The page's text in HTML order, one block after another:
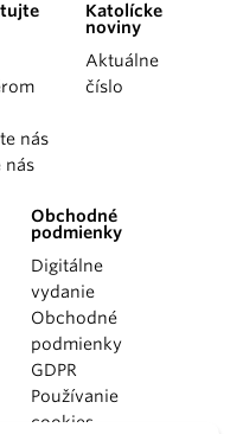
nás
nás
Katolícke
noviny
Aktuálne
číslo
Obchodné
podmienky
Digitálne
vydanie
Obchodné
podmienky
GDPR
Používanie
cookies